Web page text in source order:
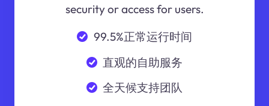
security or access for users.
99.5%正常运行时间
直观的自助服务
全天候支持团队